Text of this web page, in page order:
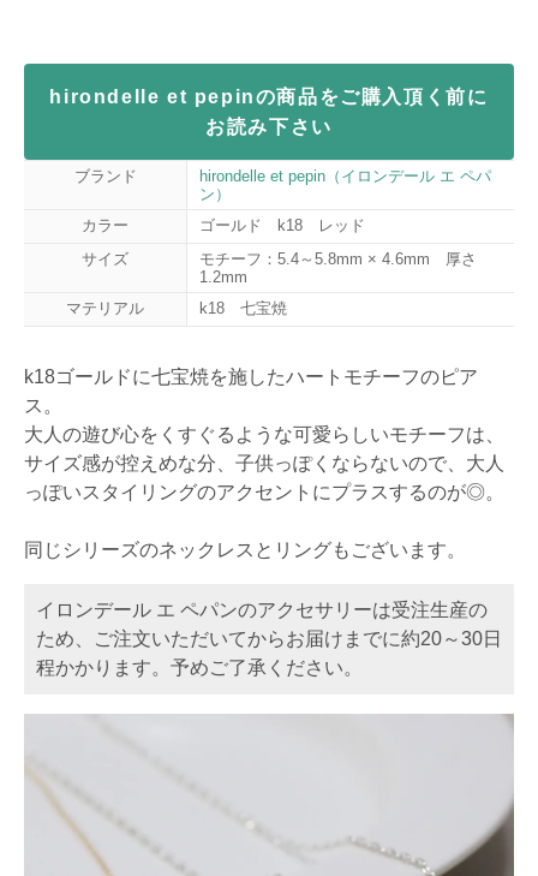
hirondelle et pepinの商品をご購入頂く前に
お読み下さい
ブランド
hirondelle et pepin（イロンデール エ ペパ
ン）
カラー
ゴールド k18 レッド
サイズ
モチーフ：5.4～5.8mm × 4.6mm 厚さ
1.2mm
マテリアル
k18 七宝焼
k18ゴールドに七宝焼を施したハートモチーフのピア
ス。
大人の遊び心をくすぐるような可愛らしいモチーフは、
サイズ感が控えめな分、子供っぽくならないので、大人
っぽいスタイリングのアクセントにプラスするのが◎。
同じシリーズのネックレスとリングもございます。
イロンデール エ ペパンのアクセサリーは受注生産の
ため、ご注文いただいてからお届けまでに約20～30日
程かかります。予めご了承ください。